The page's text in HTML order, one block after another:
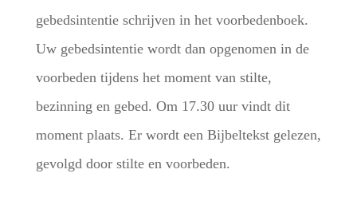
gebedsintentie schrijven in het voorbedenboek.
Uw gebedsintentie wordt dan opgenomen in de
voorbeden tijdens het moment van stilte,
bezinning en gebed. Om 17.30 uur vindt dit
moment plaats. Er wordt een Bijbeltekst gelezen,
gevolgd door stilte en voorbeden.